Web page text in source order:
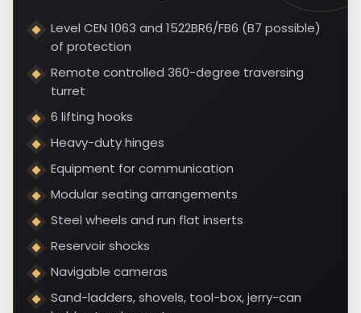
Level CEN 1063 and 1522BR6/FB6 (B7 possible)
of protection
Remote controlled 360-degree traversing
turret
6 lifting hooks
Heavy-duty hinges
Equipment for communication
Modular seating arrangements
Steel wheels and run flat inserts
Reservoir shocks
Navigable cameras
Sand-ladders, shovels, tool-box, jerry-can